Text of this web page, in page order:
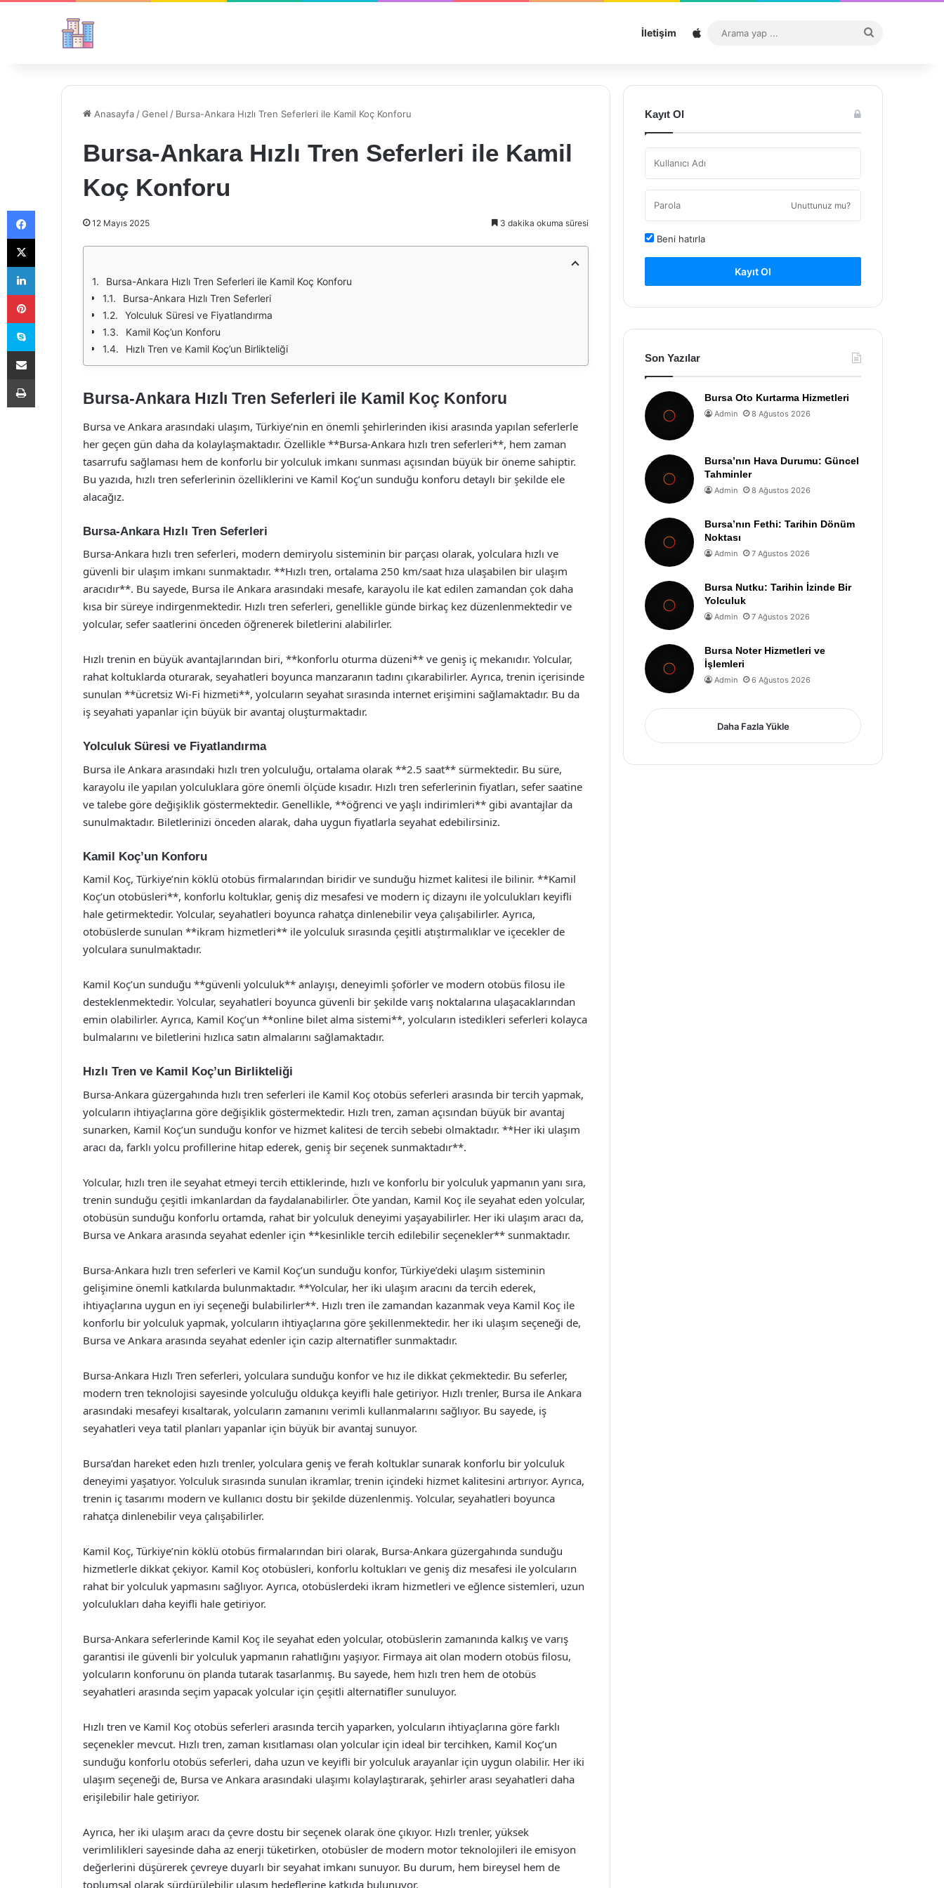
İletişim Sitemap
...
Anasayfa /Genel / Bursa-Ankara Hızlı Tren Seferleri ile Kamil Koç Konforu
Bursa-Ankara Hızlı Tren Seferleri ile Kamil
Koç Konforu
12 Mayıs 2025 3 dakika okuma süresi
Bursa-Ankara Hızlı Tren Seferleri ile Kamil Koç Konforu
Bursa-Ankara Hızlı Tren Seferleri
Yolculuk Süresi ve Fiyatlandırma
Kamil Koç’un Konforu
Hızlı Tren ve Kamil Koç’un Birlikteliği
Bursa-Ankara Hızlı Tren Seferleri ile Kamil Koç Konforu
Bursa ve Ankara arasındaki ulaşım, Türkiye’nin en önemli şehirlerinden ikisi arasında yapılan seferlerle
her geçen gün daha da kolaylaşmaktadır. Özellikle **Bursa-Ankara hızlı tren seferleri**, hem zaman
tasarrufu sağlaması hem de konforlu bir yolculuk imkanı sunması açısından büyük bir öneme sahiptir.
Bu yazıda, hızlı tren seferlerinin özelliklerini ve Kamil Koç’un sunduğu konforu detaylı bir şekilde ele
alacağız.
Bursa-Ankara Hızlı Tren Seferleri
Bursa-Ankara hızlı tren seferleri, modern demiryolu sisteminin bir parçası olarak, yolculara hızlı ve
güvenli bir ulaşım imkanı sunmaktadır. **Hızlı tren, ortalama 250 km/saat hıza ulaşabilen bir ulaşım
aracıdır**. Bu sayede, Bursa ile Ankara arasındaki mesafe, karayolu ile kat edilen zamandan çok daha
kısa bir süreye indirgenmektedir. Hızlı tren seferleri, genellikle günde birkaç kez düzenlenmektedir ve
yolcular, sefer saatlerini önceden öğrenerek biletlerini alabilirler.
Hızlı trenin en büyük avantajlarından biri, **konforlu oturma düzeni** ve geniş iç mekanıdır. Yolcular,
rahat koltuklarda oturarak, seyahatleri boyunca manzaranın tadını çıkarabilirler. Ayrıca, trenin içerisinde
sunulan **ücretsiz Wi-Fi hizmeti**, yolcuların seyahat sırasında internet erişimini sağlamaktadır. Bu da
iş seyahati yapanlar için büyük bir avantaj oluşturmaktadır.
Yolculuk Süresi ve Fiyatlandırma
Bursa ile Ankara arasındaki hızlı tren yolculuğu, ortalama olarak **2.5 saat** sürmektedir. Bu süre,
karayolu ile yapılan yolculuklara göre önemli ölçüde kısadır. Hızlı tren seferlerinin fiyatları, sefer saatine
ve talebe göre değişiklik göstermektedir. Genellikle, **öğrenci ve yaşlı indirimleri** gibi avantajlar da
sunulmaktadır. Biletlerinizi önceden alarak, daha uygun fiyatlarla seyahat edebilirsiniz.
Kamil Koç’un Konforu
Kamil Koç, Türkiye’nin köklü otobüs firmalarından biridir ve sunduğu hizmet kalitesi ile bilinir. **Kamil
Koç’un otobüsleri**, konforlu koltuklar, geniş diz mesafesi ve modern iç dizaynı ile yolculukları keyifli
hale getirmektedir. Yolcular, seyahatleri boyunca rahatça dinlenebilir veya çalışabilirler. Ayrıca,
otobüslerde sunulan **ikram hizmetleri** ile yolculuk sırasında çeşitli atıştırmalıklar ve içecekler de
yolculara sunulmaktadır.
Kamil Koç’un sunduğu **güvenli yolculuk** anlayışı, deneyimli şoförler ve modern otobüs filosu ile
desteklenmektedir. Yolcular, seyahatleri boyunca güvenli bir şekilde varış noktalarına ulaşacaklarından
emin olabilirler. Ayrıca, Kamil Koç’un **online bilet alma sistemi**, yolcuların istedikleri seferleri kolayca
bulmalarını ve biletlerini hızlıca satın almalarını sağlamaktadır.
Hızlı Tren ve Kamil Koç’un Birlikteliği
Bursa-Ankara güzergahında hızlı tren seferleri ile Kamil Koç otobüs seferleri arasında bir tercih yapmak,
yolcuların ihtiyaçlarına göre değişiklik göstermektedir. Hızlı tren, zaman açısından büyük bir avantaj
sunarken, Kamil Koç’un sunduğu konfor ve hizmet kalitesi de tercih sebebi olmaktadır. **Her iki ulaşım
aracı da, farklı yolcu profillerine hitap ederek, geniş bir seçenek sunmaktadır**.
Yolcular, hızlı tren ile seyahat etmeyi tercih ettiklerinde, hızlı ve konforlu bir yolculuk yapmanın yanı sıra,
trenin sunduğu çeşitli imkanlardan da faydalanabilirler. Öte yandan, Kamil Koç ile seyahat eden yolcular,
otobüsün sunduğu konforlu ortamda, rahat bir yolculuk deneyimi yaşayabilirler. Her iki ulaşım aracı da,
Bursa ve Ankara arasında seyahat edenler için **kesinlikle tercih edilebilir seçenekler** sunmaktadır.
Bursa-Ankara hızlı tren seferleri ve Kamil Koç’un sunduğu konfor, Türkiye’deki ulaşım sisteminin
gelişimine önemli katkılarda bulunmaktadır. **Yolcular, her iki ulaşım aracını da tercih ederek,
ihtiyaçlarına uygun en iyi seçeneği bulabilirler**. Hızlı tren ile zamandan kazanmak veya Kamil Koç ile
konforlu bir yolculuk yapmak, yolcuların ihtiyaçlarına göre şekillenmektedir. her iki ulaşım seçeneği de,
Bursa ve Ankara arasında seyahat edenler için cazip alternatifler sunmaktadır.
Bursa-Ankara Hızlı Tren seferleri, yolculara sunduğu konfor ve hız ile dikkat çekmektedir. Bu seferler,
modern tren teknolojisi sayesinde yolculuğu oldukça keyifli hale getiriyor. Hızlı trenler, Bursa ile Ankara
arasındaki mesafeyi kısaltarak, yolcuların zamanını verimli kullanmalarını sağlıyor. Bu sayede, iş
seyahatleri veya tatil planları yapanlar için büyük bir avantaj sunuyor.
Bursa’dan hareket eden hızlı trenler, yolculara geniş ve ferah koltuklar sunarak konforlu bir yolculuk
deneyimi yaşatıyor. Yolculuk sırasında sunulan ikramlar, trenin içindeki hizmet kalitesini artırıyor. Ayrıca,
trenin iç tasarımı modern ve kullanıcı dostu bir şekilde düzenlenmiş. Yolcular, seyahatleri boyunca
rahatça dinlenebilir veya çalışabilirler.
Kamil Koç, Türkiye’nin köklü otobüs firmalarından biri olarak, Bursa-Ankara güzergahında sunduğu
hizmetlerle dikkat çekiyor. Kamil Koç otobüsleri, konforlu koltukları ve geniş diz mesafesi ile yolcuların
rahat bir yolculuk yapmasını sağlıyor. Ayrıca, otobüslerdeki ikram hizmetleri ve eğlence sistemleri, uzun
yolculukları daha keyifli hale getiriyor.
Bursa-Ankara seferlerinde Kamil Koç ile seyahat eden yolcular, otobüslerin zamanında kalkış ve varış
garantisi ile güvenli bir yolculuk yapmanın rahatlığını yaşıyor. Firmaya ait olan modern otobüs filosu,
yolcuların konforunu ön planda tutarak tasarlanmış. Bu sayede, hem hızlı tren hem de otobüs
seyahatleri arasında seçim yapacak yolcular için çeşitli alternatifler sunuluyor.
Hızlı tren ve Kamil Koç otobüs seferleri arasında tercih yaparken, yolcuların ihtiyaçlarına göre farklı
seçenekler mevcut. Hızlı tren, zaman kısıtlaması olan yolcular için ideal bir tercihken, Kamil Koç’un
sunduğu konforlu otobüs seferleri, daha uzun ve keyifli bir yolculuk arayanlar için uygun olabilir. Her iki
ulaşım seçeneği de, Bursa ve Ankara arasındaki ulaşımı kolaylaştırarak, şehirler arası seyahatleri daha
erişilebilir hale getiriyor.
Ayrıca, her iki ulaşım aracı da çevre dostu bir seçenek olarak öne çıkıyor. Hızlı trenler, yüksek
verimlilikleri sayesinde daha az enerji tüketirken, otobüsler de modern motor teknolojileri ile emisyon
değerlerini düşürerek çevreye duyarlı bir seyahat imkanı sunuyor. Bu durum, hem bireysel hem de
toplumsal olarak sürdürülebilir ulaşım hedeflerine katkıda bulunuyor.
Kayıt Ol
Unuttunuz mu?
Beni hatırla
Kayıt Ol
Son Yazılar
Bursa Oto Kurtarma Hizmetleri
Admin 8 Ağustos 2026
Bursa’nın Hava Durumu: Güncel
Tahminler
Admin 8 Ağustos 2026
Bursa’nın Fethi: Tarihin Dönüm
Noktası
Admin 7 Ağustos 2026
Bursa Nutku: Tarihin İzinde Bir
Yolculuk
Admin 7 Ağustos 2026
Bursa Noter Hizmetleri ve
İşlemleri
Admin 6 Ağustos 2026
Daha Fazla Yükle
Facebook
X
LinkedIn
Pinterest
Skype
E-Posta ile paylaş